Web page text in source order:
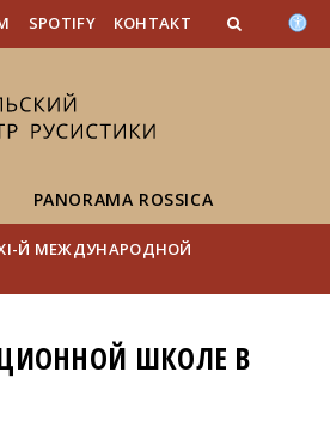
SPOTIFY КОНТАКТ
PANORAMA ROSSICA
Й МЕЖДУНАРОДНОЙ
ШКОЛЕ В